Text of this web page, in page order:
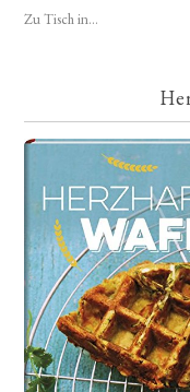
Zu Tisch in...